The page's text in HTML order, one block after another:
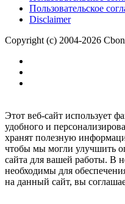
Пользовательское
Disclaimer
Copyright (c) 2004-2026
Этот веб-сайт использует
удобного и
хранят полезную
чтобы мы могли улучшить
сайта для вашей работы. В
необходимы для
на данный сайт, вы